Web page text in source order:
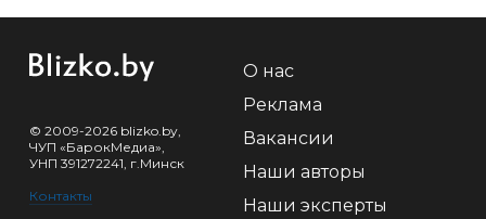
© 2009-2026 blizko.by,
ЧУП «БарокМедиа»,
УНП 391272241, г.Минск
Контакты
О нас
Реклама
Вакансии
Наши авторы
Наши эксперты